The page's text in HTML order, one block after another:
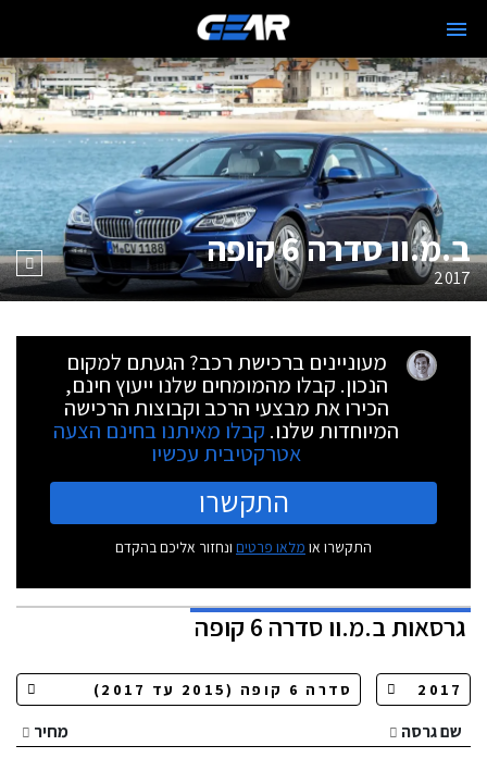
ב.מ.וו סדרה 6 קופה
2017
מעוניינים ברכישת רכב? הגעתם למקום
הנכון. קבלו מהמומחים שלנו ייעוץ חינם,
הכירו את מבצעי הרכב וקבוצות הרכישה
המיוחדות שלנו. קבלו מאיתנו בחינם הצעה
אטרקטיבית עכשיו
התקשרו
התקשרו או מלאו פרטים ונחזור אליכם בהקדם
גרסאותב.מ.וו סדרה 6 קופה
שם גרסה
מחיר